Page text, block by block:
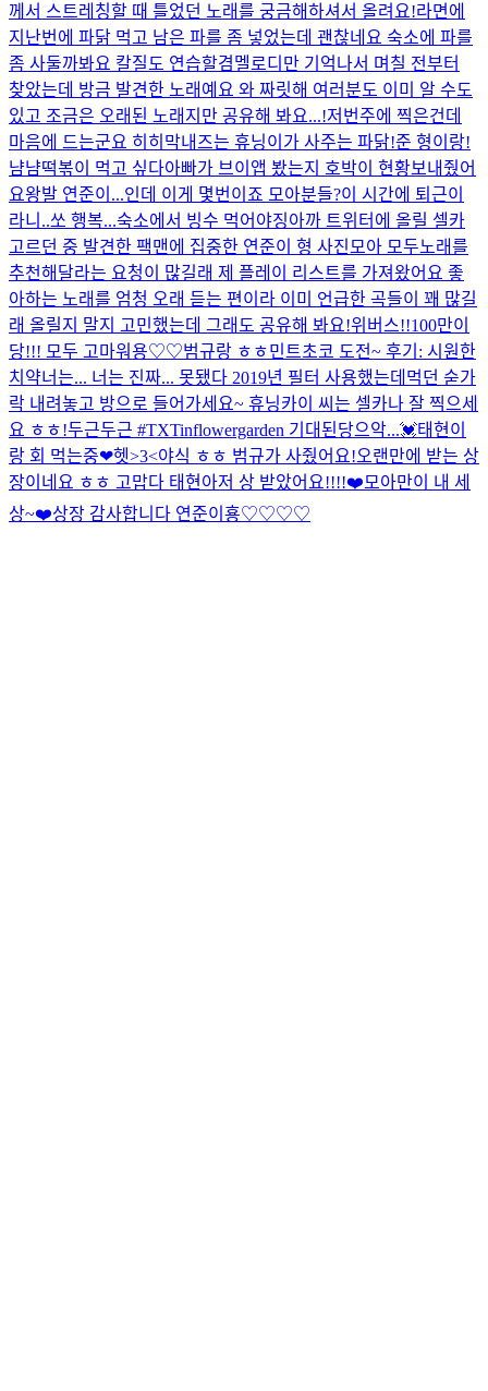
께서 스트레칭할 때 틀었던 노래를 궁금해하셔서 올려요!라면에
지난번에 파닭 먹고 남은 파를 좀 넣었는데 괜찮네요 숙소에 파를
좀 사둘까봐요 칼질도 연습할겸멜로디만 기억나서 며칠 전부터
찾았는데 방금 발견한 노래예요 와 짜릿해 여러분도 이미 알 수도
있고 조금은 오래된 노래지만 공유해 봐요...!저번주에 찍은건데
마음에 드는군요 히히 막내즈는 휴닝이가 사주는 파닭!준 형이랑!
냠냠떡볶이 먹고 싶다아빠가 브이앱 봤는지 호박이 현황보내줬어
요왕발 연준이...인데 이게 몇번이죠 모아분들?이 시간에 퇴근이
라니..쏘 행복...숙소에서 빙수 먹어야징아까 트위터에 올릴 셀카
고르던 중 발견한 팩맨에 집중한 연준이 형 사진 모아 모두노래를
추천해달라는 요청이 많길래 제 플레이 리스트를 가져왔어요 좋
아하는 노래를 엄청 오래 듣는 편이라 이미 언급한 곡들이 꽤 많길
래 올릴지 말지 고민했는데 그래도 공유해 봐요!위버스!!100만이
당!!! 모두 고마워용♡♡범규랑 ㅎㅎ민트초코 도전~ 후기: 시원한
치약너는... 너는 진짜... 못됐다 2019년 필터 사용했는데 먹던 숟가
락 내려놓고 방으로 들어가세요~ 휴닝카이 씨는 셀카나 잘 찍으세
요 ㅎㅎ!두근두근 #TXTinflowergarden 기대된당으악...💓태현이
랑 회 먹는중❤헷>3<야식 ㅎㅎ 범규가 사줬어요!오랜만에 받는 상
장이네요 ㅎㅎ 고맙다 태현아저 상 받았어요!!!!❤️모아만이 내 세
상~❤️상장 감사합니다 연준이횽♡♡♡♡